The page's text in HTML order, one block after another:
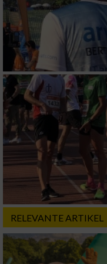
RELEVANTE ARTIKEL